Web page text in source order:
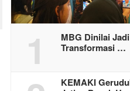
1
MBG Dinilai
Transformasi …
KEMAKI